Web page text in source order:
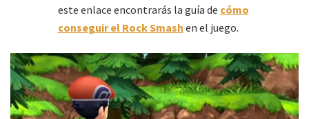
este enlace encontrarás la guía de cómo
conseguir el Rock Smash en el juego.